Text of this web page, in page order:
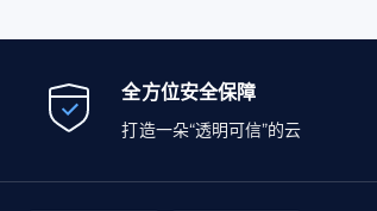
全方位安全保障
打造一朵“透明可信”的云